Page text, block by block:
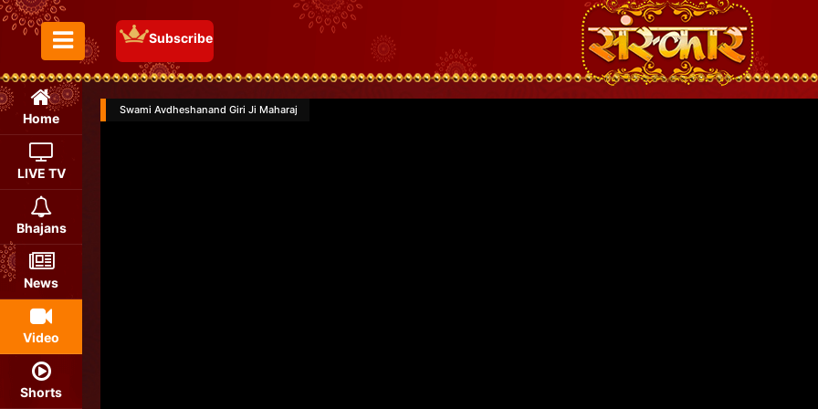
Toggle Menu
Subscribe
Home
LIVE TV
Bhajans
News
Video
Shorts
Swami Avdheshanand Giri Ji Maharaj